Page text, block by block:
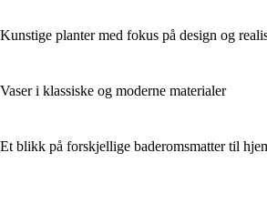
Kunstige planter med fokus på design og
Vaser i klassiske og moderne materialer
Et blikk på forskjellige baderomsmatter til